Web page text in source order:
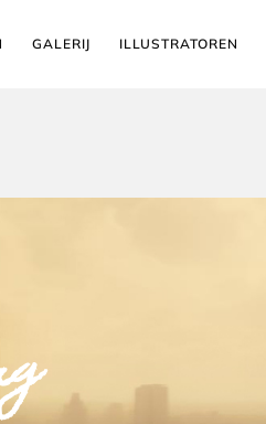
GALERIJ ILLUSTRATOREN